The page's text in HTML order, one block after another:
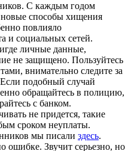
С каждым годом
способы хищения
повлияло
и социальных сетей.
личные данные,
не защищено. Пользуйтесь
внимательно следите за
подобный случай
обращайтесь в полицию,
с банком.
не придется, такие
сроком неуплаты.
мы писали здесь.
ошибке. Звучит серьезно, но